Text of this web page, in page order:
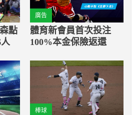
點
廣告
體育新會員首次投注
100%本金保險返還
棒球